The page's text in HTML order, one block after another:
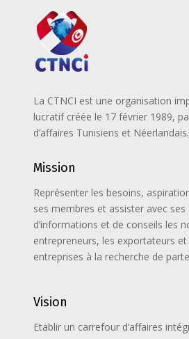
La CTNCI est une organisation
lucratif créée le 17 février 1989,
d’affaires Tunisiens et Néerlandais.
Mission
Représenter les besoins,
ses membres et assister avec ses
d’informations et de conseils les
entrepreneurs, les exportateurs
entreprises à la recherche de
Vision
Etablir un carrefour d’affaires